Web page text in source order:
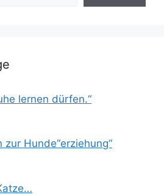
lernen dürfen.“
zur Hunde“erziehung“